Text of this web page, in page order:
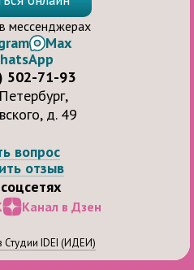
вопрос
отзыв
Канал в Дзен
мессенджерах
Max
502-71-93
д. 49
Студии IDEI (ИДЕИ)